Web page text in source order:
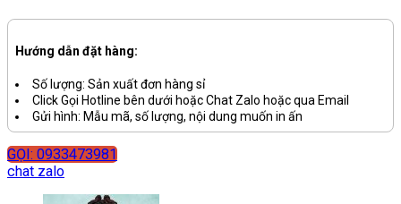
Hướng dẫn đặt hàng:
Số lượng: Sản xuất đơn hàng sỉ
Click Gọi Hotline bên dưới hoặc Chat Zalo hoặc qua Email
Gửi hình: Mẫu mã, số lượng, nội dung muốn in ấn
GỌI: 0933473981
chat zalo